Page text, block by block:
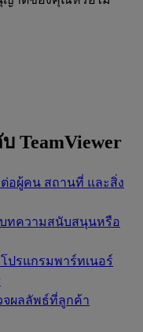
TeamViewer
ต่อผู้คน สถานที่ และสิ่ง
บทความสนับสนุนหรือ
ปรแกรมพาร์ทเนอร์
จผลลัพธ์ที่ลูกค้า